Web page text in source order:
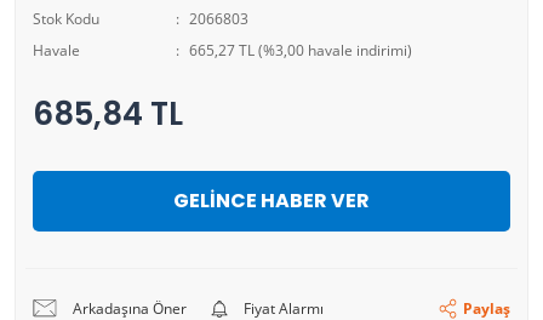
Stok Kodu
2066803
Havale
665,27 TL (%3,00 havale indirimi)
685,84 TL
GELİNCE HABER VER
Arkadaşına Öner Fiyat Alarmı Paylaş